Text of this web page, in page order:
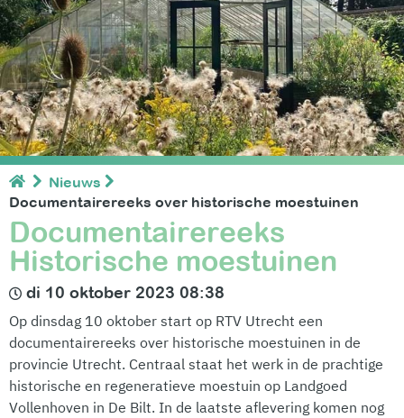
Nieuws
Documentairereeks over historische moestuinen
Documentairereeks
Historische moestuinen
di 10 oktober 2023 08:38
Op dinsdag 10 oktober start op RTV Utrecht een
documentairereeks over historische moestuinen in de
provincie Utrecht. Centraal staat het werk in de prachtige
historische en regeneratieve moestuin op Landgoed
Vollenhoven in De Bilt. In de laatste aflevering komen nog